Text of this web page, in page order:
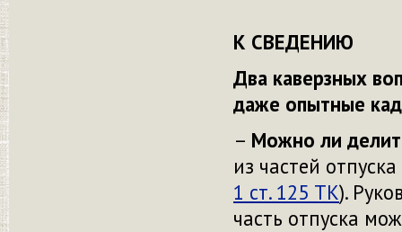
К СВЕДЕНИЮ
Два каверзных
даже опытные
– Можно ли
из частей
1 ст. 125 ТК).
часть отпуска